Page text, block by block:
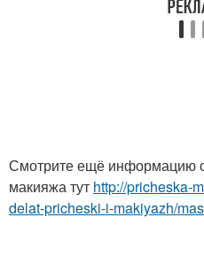
Смотрите ещё информацию
макияжа тут http://pricheska-
delat-pricheski-i-makiyazh/